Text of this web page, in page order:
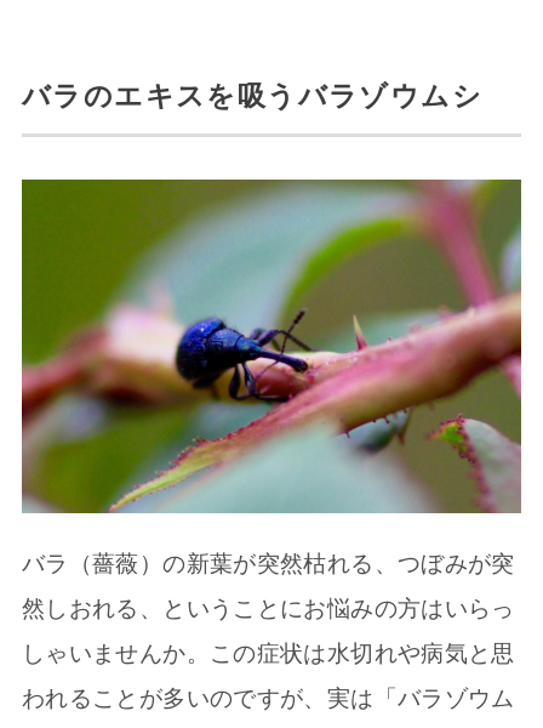
バラのエキスを吸うバラゾウムシ
バラ（薔薇）の新葉が突然枯れる、つぼみが突
然しおれる、ということにお悩みの方はいらっ
しゃいませんか。この症状は水切れや病気と思
われることが多いのですが、実は「バラゾウム